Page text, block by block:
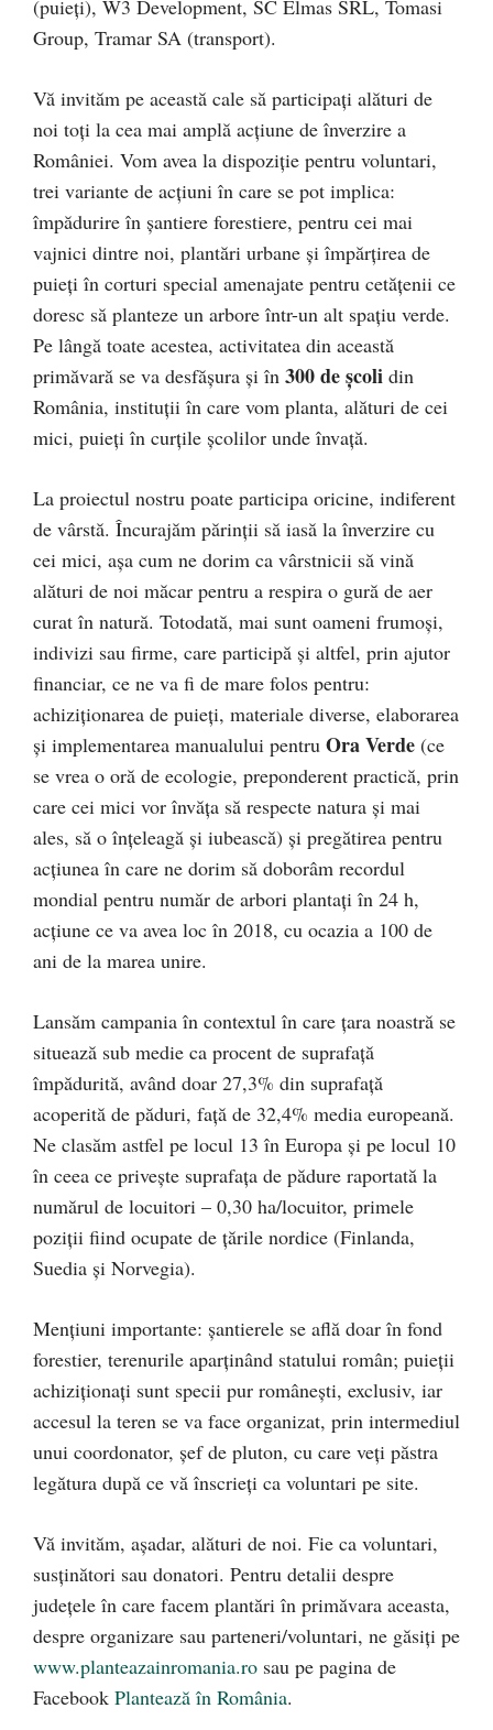
(puieți), W3 Development, SC Elmas SRL, Tomasi
Group, Tramar SA (transport).
Vă invităm pe această cale să participați alături de
noi toți la cea mai amplă acțiune de înverzire a
României. Vom avea la dispoziție pentru voluntari,
trei variante de acțiuni în care se pot implica:
împădurire în șantiere forestiere, pentru cei mai
vajnici dintre noi, plantări urbane și împărțirea de
puieți în corturi special amenajate pentru cetățenii ce
doresc să planteze un arbore într-un alt spațiu verde.
Pe lângă toate acestea, activitatea din această
primăvară se va desfășura și în 300 de școli din
România, instituții în care vom planta, alături de cei
mici, puieți în curțile școlilor unde învață.
La proiectul nostru poate participa oricine, indiferent
de vârstă. Încurajăm părinții să iasă la înverzire cu
cei mici, așa cum ne dorim ca vârstnicii să vină
alături de noi măcar pentru a respira o gură de aer
curat în natură. Totodată, mai sunt oameni frumoși,
indivizi sau firme, care participă și altfel, prin ajutor
financiar, ce ne va fi de mare folos pentru:
achiziționarea de puieți, materiale diverse, elaborarea
și implementarea manualului pentru Ora Verde (ce
se vrea o oră de ecologie, preponderent practică, prin
care cei mici vor învăța să respecte natura și mai
ales, să o înțeleagă și iubească) și pregătirea pentru
acțiunea în care ne dorim să doborâm recordul
mondial pentru număr de arbori plantați în 24 h,
acțiune ce va avea loc în 2018, cu ocazia a 100 de
ani de la marea unire.
Lansăm campania în contextul în care țara noastră se
situează sub medie ca procent de suprafață
împădurită, având doar 27,3% din suprafață
acoperită de păduri, față de 32,4% media europeană.
Ne clasăm astfel pe locul 13 în Europa și pe locul 10
în ceea ce privește suprafața de pădure raportată la
numărul de locuitori – 0,30 ha/locuitor, primele
poziții fiind ocupate de ţările nordice (Finlanda,
Suedia şi Norvegia).
Mențiuni importante: șantierele se află doar în fond
forestier, terenurile aparținând statului român; puieții
achiziționați sunt specii pur românești, exclusiv, iar
accesul la teren se va face organizat, prin intermediul
unui coordonator, șef de pluton, cu care veți păstra
legătura după ce vă înscrieți ca voluntari pe site.
Vă invităm, așadar, alături de noi. Fie ca voluntari,
susținători sau donatori. Pentru detalii despre
județele în care facem plantări în primăvara aceasta,
despre organizare sau parteneri/voluntari, ne găsiți pe
www.planteazainromania.ro sau pe pagina de
Facebook Plantează în România.